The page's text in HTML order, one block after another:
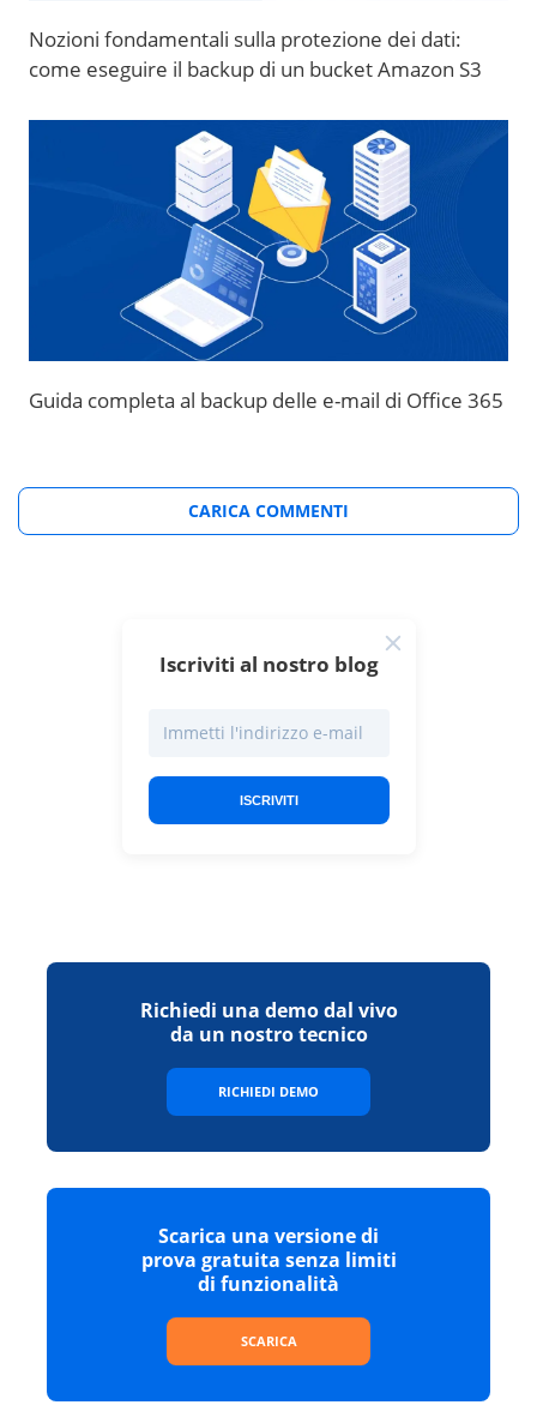
Nozioni fondamentali sulla protezione dei dati:
come eseguire il backup di un bucket Amazon S3
Guida completa al backup delle e-mail di Office 365
CARICA COMMENTI
Iscriviti al nostro blog
ISCRIVITI
Richiedi una demo dal vivo
da un nostro tecnico
RICHIEDI DEMO
Scarica una versione di
prova gratuita senza limiti
di funzionalità
SCARICA